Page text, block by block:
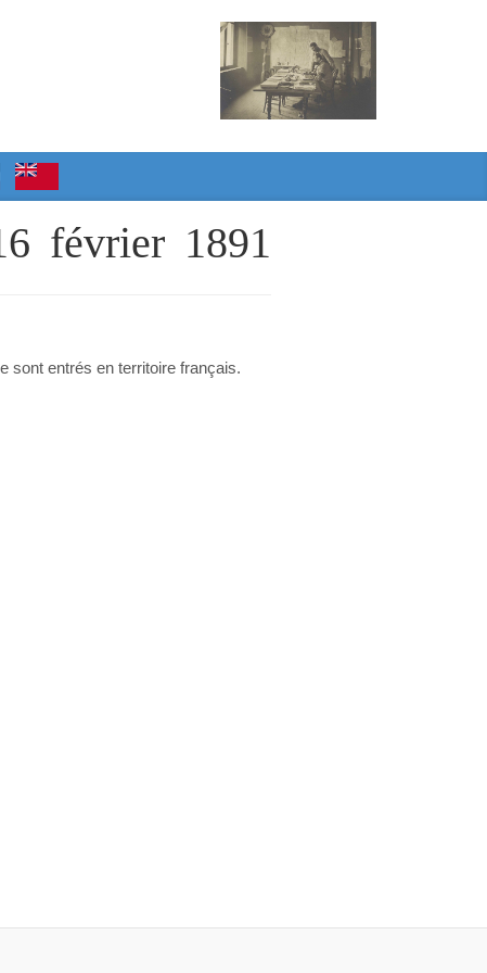
février 1891
sont entrés en territoire français.